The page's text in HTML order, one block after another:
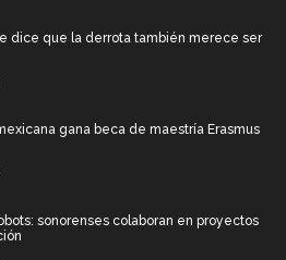
dice que la derrota también merece ser
gana beca de maestría Erasmus
sonorenses colaboran en proyectos